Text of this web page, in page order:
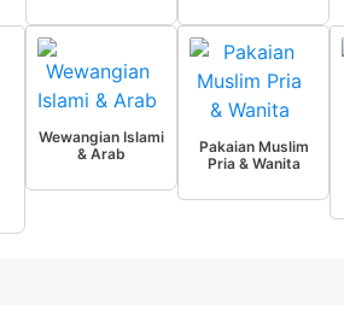
Wewangian Islami
& Arab
Pakaian Muslim
Pria & Wanita